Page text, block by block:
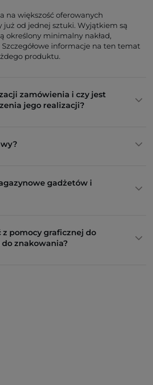
na większość oferowanych
od jednej sztuki. Wyjątkiem są
określony minimalny nakład,
informacje na ten temat
produktu.
zamówienia i czy jest
jego realizacji?
gadżetów i
z pomocy graficznej do
znakowania?